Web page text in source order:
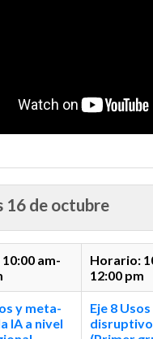
16 de octubre
am-
Horario:
12:00 pm
y meta-
IA a nivel
Eje 8 Usos